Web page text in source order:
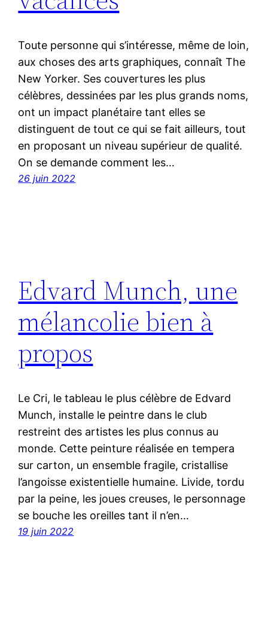
Toute personne qui s’intéresse, même de loin,
aux choses des arts graphiques, connaît The
New Yorker. Ses couvertures les plus
célèbres, dessinées par les plus grands noms,
ont un impact planétaire tant elles se
distinguent de tout ce qui se fait ailleurs, tout
en proposant un niveau supérieur de qualité.
On se demande comment les…
26 juin 2022
Edvard Munch, une
mélancolie bien à
propos
Le Cri, le tableau le plus célèbre de Edvard
Munch, installe le peintre dans le club
restreint des artistes les plus connus au
monde. Cette peinture réalisée en tempera
sur carton, un ensemble fragile, cristallise
l’angoisse existentielle humaine. Livide, tordu
par la peine, les joues creuses, le personnage
se bouche les oreilles tant il n’en…
19 juin 2022